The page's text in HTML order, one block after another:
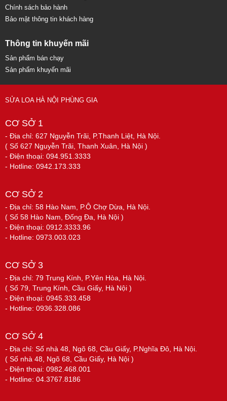
Chính sách bảo hành
Bảo mật thông tin khách hàng
Thông tin khuyến mãi
Sản phẩm bán chạy
Sản phẩm khuyến mãi
SỬA LOA HÀ NỘI PHÙNG GIA
CƠ SỞ 1
- Địa chỉ: 627 Nguyễn Trãi, P.Thanh Liệt, Hà Nội.
( Số 627 Nguyễn Trãi, Thanh Xuân, Hà Nội )
- Điện thoại: 094.951.3333
- Hotline: 0942.173.333
CƠ SỞ 2
- Địa chỉ: 58 Hào Nam, P.Ô Chợ Dừa, Hà Nội.
( Số 58 Hào Nam, Đống Đa, Hà Nội )
- Điện thoại: 0912.3333.96
- Hotline: 0973.003.023
CƠ SỞ 3
- Địa chỉ: 79 Trung Kính, P.Yên Hòa, Hà Nội.
( Số 79, Trung Kính, Cầu Giấy, Hà Nội )
- Điện thoại: 0945.333.458
- Hotline: 0936.328.086
CƠ SỞ 4
- Địa chỉ: Số nhà 48, Ngõ 68, Cầu Giấy, P.Nghĩa Đô, Hà Nội.
( Số nhà 48, Ngõ 68, Cầu Giấy, Hà Nội )
- Điện thoại: 0982.468.001
- Hotline: 04.3767.8186